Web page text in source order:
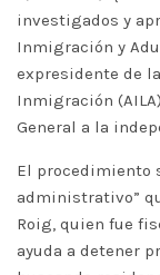
investigados y
Inmigración y
expresidente de
Inmigración
General a la
El procedimiento
administrativo”
Roig, quien fue
ayuda a detener